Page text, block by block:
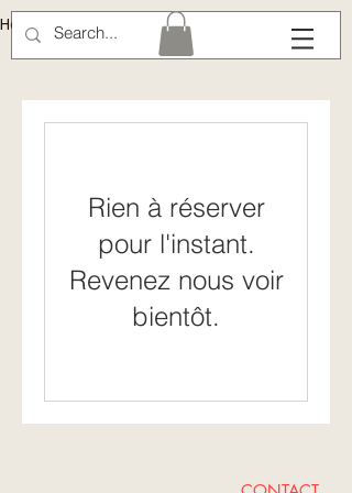
Hélène Lémery
Rien à réserver
pour l'instant.
Revenez nous voir
bientôt.